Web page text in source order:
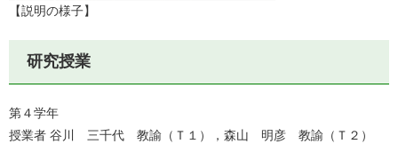
【説明の様子】
研究授業
第４学年
授業者 谷川 三千代 教諭（Ｔ１），森山 明彦 教諭（Ｔ２）